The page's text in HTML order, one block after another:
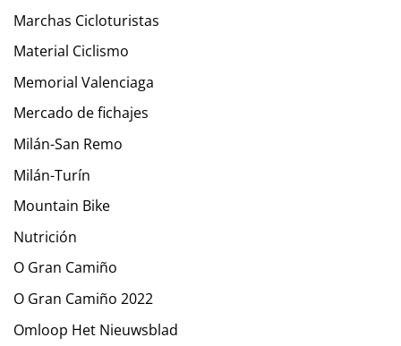
Marchas Cicloturistas
Material Ciclismo
Memorial Valenciaga
Mercado de fichajes
Milán-San Remo
Milán-Turín
Mountain Bike
Nutrición
O Gran Camiño
O Gran Camiño 2022
Omloop Het Nieuwsblad